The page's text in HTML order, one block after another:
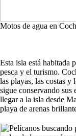
Motos de agua en
Esta isla está habitada
pesca y el turismo.
las playas, las costas y
sigue conservando sus
llegar a la isla desde
playa de arenas